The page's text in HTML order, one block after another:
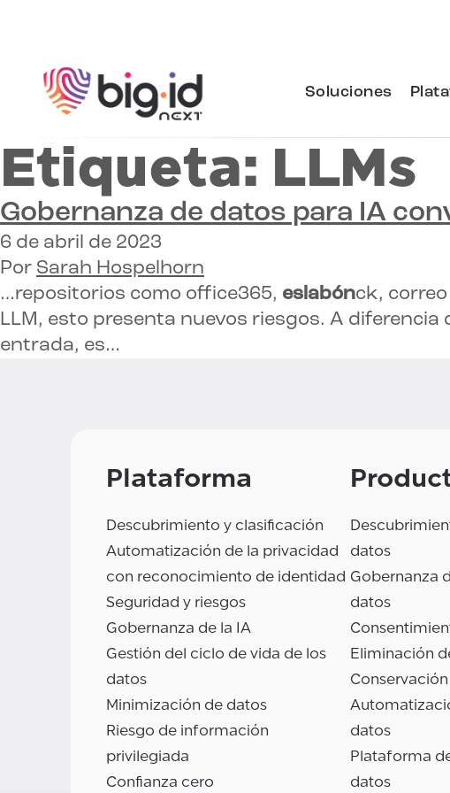
Soluciones
Etiqueta: LLMs
Gobernanza de datos para IA
6 de abril de 2023
Por Sarah Hospelhorn
…repositorios como office365, eslabónck,
LLM, esto presenta nuevos riesgos. A
entrada, es…
Plataforma
Descubrimiento y clasificación
Automatización de la privacidad
con reconocimiento de identidad
Seguridad y riesgos
Gobernanza de la IA
Gestión del ciclo de vida de los
datos
Minimización de datos
Riesgo de información
privilegiada
Confianza cero
datos
Gobernanza
datos
Eliminación
datos
Plataforma
datos